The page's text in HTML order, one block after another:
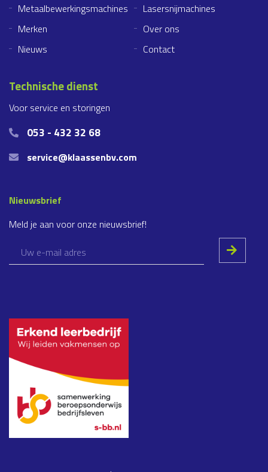
Metaalbewerkingsmachines
Lasersnijmachines
Merken
Over ons
Nieuws
Contact
Technische dienst
Voor service en storingen
053 - 432 32 68
service@klaassenbv.com
Nieuwsbrief
Meld je aan voor onze nieuwsbrief!